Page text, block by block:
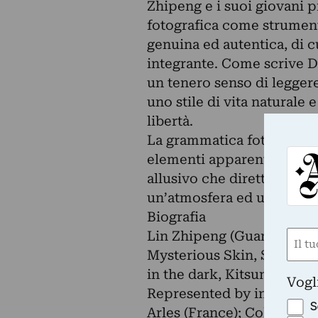
Zhipeng e i suoi giovani
fotografica come
genuina ed autentica, di
integrante. Come scrive
un tenero senso di
uno stile di vita naturale
libertà.
La grammatica
elementi
allusivo che diretto: le
un’atmosfera ed un
Biografia
Lin Zhipeng (Guangdong,
Mysterious Skin,
in the dark, Kitsuné
Represented by
Arles (France); Colors of
Nome